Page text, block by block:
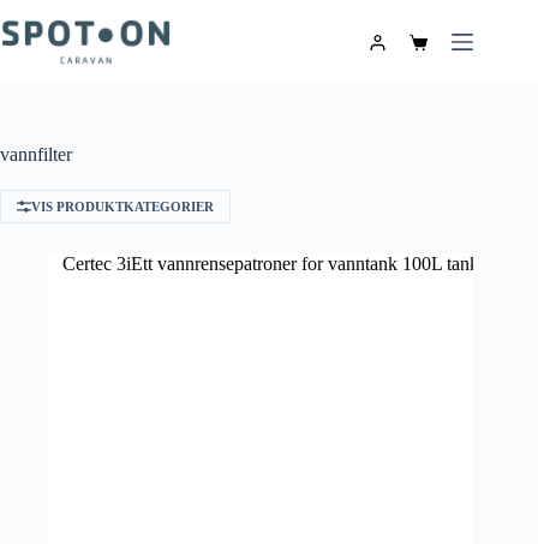
vannfilter
VIS PRODUKTKATEGORIER